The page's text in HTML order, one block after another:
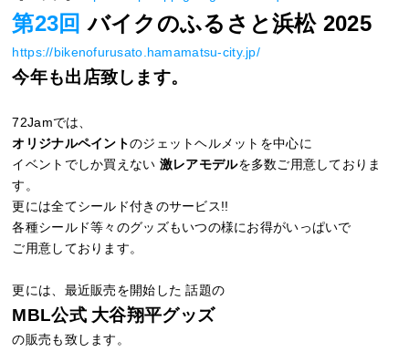
第23回 バイクのふるさと浜松 2025
https://bikenofurusato.hamamatsu-city.jp/
今年も出店致します。
72Jamでは、
オリジナルペイントのジェットヘルメットを中心に
イベントでしか買えない 激レアモデルを多数ご用意しておりま
す。
更には全てシールド付きのサービス!!
各種シールド等々のグッズもいつの様にお得がいっぱいで
ご用意しております。
更には、最近販売を開始した 話題の
MBL公式 大谷翔平グッズ
の販売も致します。